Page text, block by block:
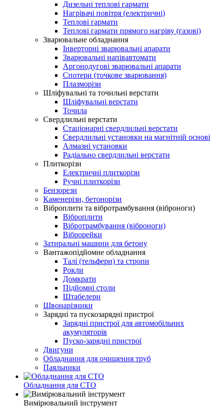
Дизельні теплові гармати
Нагрівачі повітря (електричні)
Теплові гармати
Теплові гармати прямого нагріву (газові)
Зварювальне обладнання
Інверторні зварювальні апарати
Зварювальні напівавтомати
Аргонодугові зварювальні апарати
Спотери (точкове зварювання)
Плазморізи
Шліфувальні та точильні верстати
Шліфувальні верстати
Точила
Свердлильні верстати
Стаціонарні свердлильні верстати
Свердлильні установки на магнітній основі
Алмазні установки
Радіально свердлильні верстати
Плиткорізи
Електричні плиткорізи
Ручні плиткорізи
Бензорези
Каменерізи, бетонорізи
Віброплити та вібротрамбування (віброноги)
Віброплити
Вібротрамбування (віброноги)
Віброрейки
Затиральні машини для бетону
Вантажопідйомне обладнання
Талі (тельфери) та стропи
Рокли
Домкрати
Підйомні столи
Штабелери
Швонарізники
Зарядні та пускозарядні пристрої
Зарядні пристрої для автомобільних
акумуляторів
Пуско-зарядні пристрої
Двигуни
Обладнання для очищення труб
Паяльники
Обладнання для СТО
Вимірювальний інструмент